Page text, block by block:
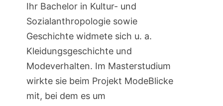
Ihr Bachelor in Kultur- und
Sozialanthropologie sowie
Geschichte widmete sich u. a.
Kleidungsgeschichte und
Modeverhalten. Im Masterstudium
wirkte sie beim Projekt ModeBlicke
mit, bei dem es um